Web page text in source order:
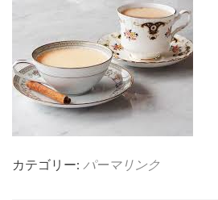
カテゴリー: パーマリンク